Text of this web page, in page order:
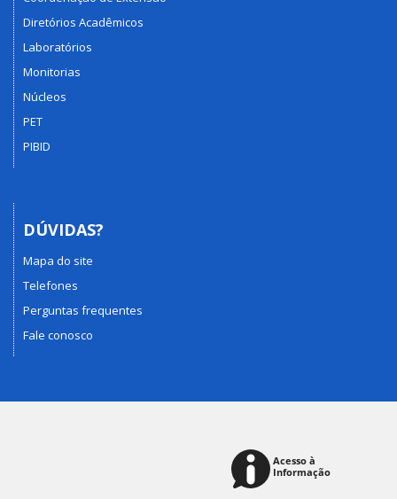
Diretórios Acadêmicos
Laboratórios
Monitorias
Núcleos
PET
PIBID
DÚVIDAS?
Mapa do site
Telefones
Perguntas frequentes
Fale conosco